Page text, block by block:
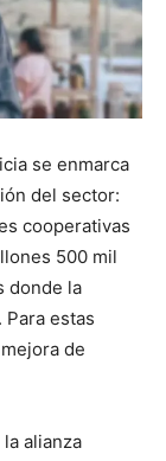
se enmarca
del sector:
cooperativas
500 mil
donde la
estas
de
alianza